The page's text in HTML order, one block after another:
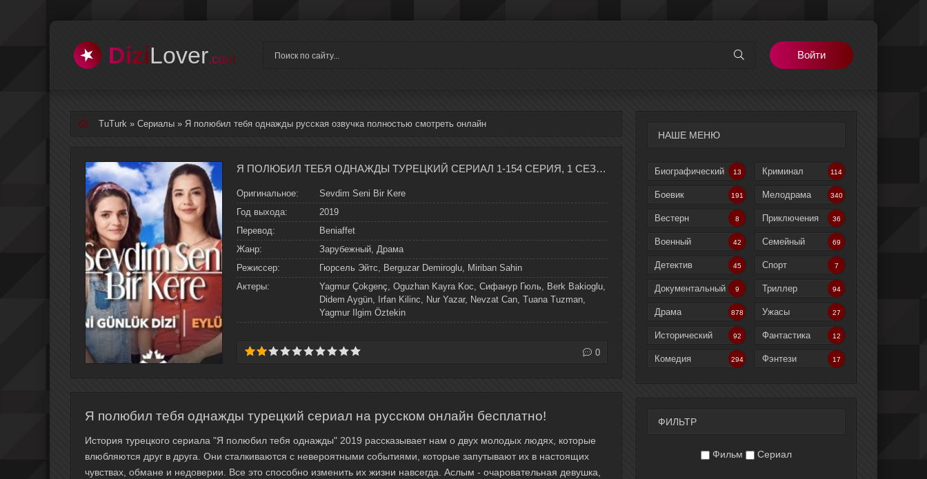
DiziLover.com Войти
НАШЕ МЕНЮ
Биографический 13
Боевик 191
Вестерн 8
Военный 42
Детектив 45
Документальный 9
Драма 878
Исторический 92
Комедия 294
Криминал 114
Мелодрама 340
Приключения 36
Семейный 69
Спорт 7
Триллер 94
Ужасы 27
Фантастика 12
Фэнтези 17
ФИЛЬТР
Фильм Сериал
TuTurk » Сериалы » Я полюбил тебя однажды русская озвучка полностью смотреть онлайн
Я ПОЛЮБИЛ ТЕБЯ ОДНАЖДЫ ТУРЕЦКИЙ СЕРИАЛ 1-154 СЕРИЯ, 1 СЕЗОНА НА РУССКОМ ЯЗЫКЕ
Оригинальное:
Sevdim Seni Bir Kere
Год выхода:
2019
Перевод:
Beniaffet
Жанр:
Зарубежный, Драма
Режиссер:
Гюрсель Эйтс, Berguzar Demiroglu, Miriban Sahin
Актеры:
Yagmur Çokgenç, Oguzhan Kayra Koc, Сифанур Гюль, Berk Bakioglu,
Didem Aygün, Irfan Kilinc, Nur Yazar, Nevzat Can, Tuana Tuzman,
Yagmur Ilgim Öztekin
0
Я полюбил тебя однажды турецкий сериал на русском онлайн бесплатно!
История турецкого сериала "Я полюбил тебя однажды" 2019 рассказывает нам о двух молодых людях, которые
влюбляются друг в друга. Они сталкиваются с невероятными событиями, которые запутывают их в настоящих
чувствах, обмане и недоверии. Все это способно изменить их жизни навсегда. Аслым - очаровательная девушка,